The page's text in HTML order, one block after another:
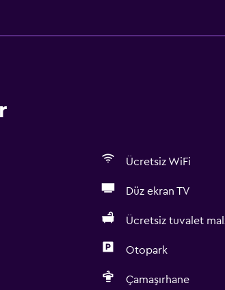
Ücretsiz WiFi
Düz ekran TV
Ücretsiz tuvalet
Otopark
Çamaşırhane